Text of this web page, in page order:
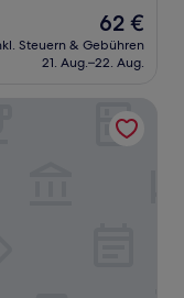
Der
Preis
beträgt
62 €
Steuern & Gebühren
21. Aug.–22. Aug.
Centro